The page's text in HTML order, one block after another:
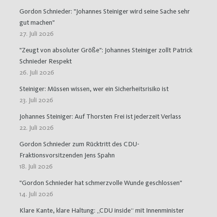
Gordon Schnieder: "Johannes Steiniger wird seine Sache sehr
gut machen"
27. Juli 2026
"Zeugt von absoluter Größe": Johannes Steiniger zollt Patrick
Schnieder Respekt
26. Juli 2026
Steiniger: Müssen wissen, wer ein Sicherheitsrisiko ist
23. Juli 2026
Johannes Steiniger: Auf Thorsten Frei ist jederzeit Verlass
22. Juli 2026
Gordon Schnieder zum Rücktritt des CDU-
Fraktionsvorsitzenden Jens Spahn
18. Juli 2026
"Gordon Schnieder hat schmerzvolle Wunde geschlossen"
14. Juli 2026
Klare Kante, klare Haltung: „CDU inside“ mit Innenminister